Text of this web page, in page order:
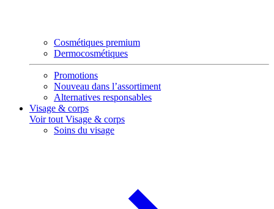
Cosmétiques premium
Dermocosmétiques
Promotions
Nouveau dans l’assortiment
Alternatives responsables
Visage & corps
Voir tout Visage & corps
Soins du visage